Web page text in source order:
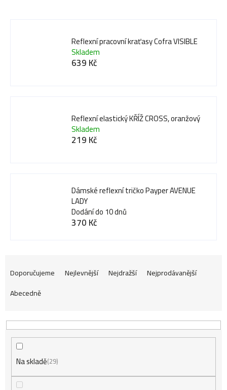
Reflexní pracovní kraťasy Cofra VISIBLE
Skladem
639 Kč
Reflexní elastický KŘÍŽ CROSS, oranžový
Skladem
219 Kč
Dámské reflexní tričko Payper AVENUE
LADY
Dodání do 10 dnů
370 Kč
Ř
a
z
e
Doporučujeme Nejlevnější Nejdražší
Nejprodávanější
Abecedně
Na skladě 29